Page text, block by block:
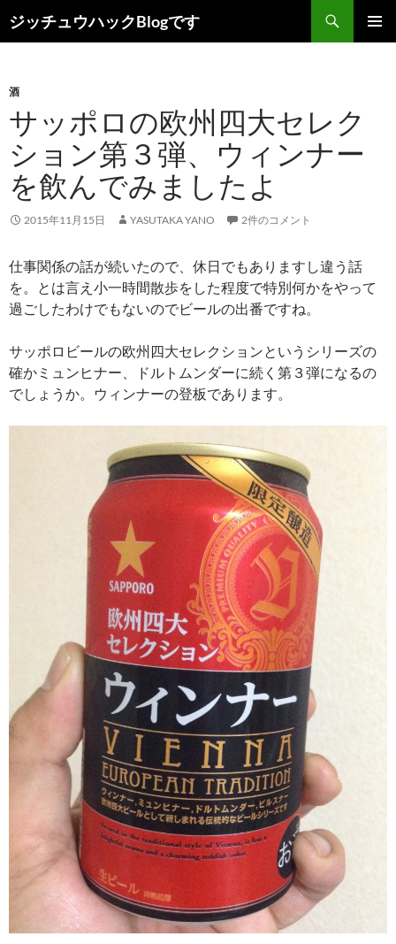
ン
ツ
へ
キ
ジッチュウハックBlogです
索
酒
サッポロの欧州四大セレク
ション第３弾、ウィンナー
を飲んでみましたよ
2015年11月15日 YASUTAKA YANO 2件のコメント
仕事関係の話が続いたので、休日でもありますし違う話
を。とは言え小一時間散歩をした程度で特別何かをやって
過ごしたわけでもないのでビールの出番ですね。
サッポロビールの欧州四大セレクションというシリーズの
確かミュンヒナー、ドルトムンダーに続く第３弾になるの
でしょうか。ウィンナーの登板であります。